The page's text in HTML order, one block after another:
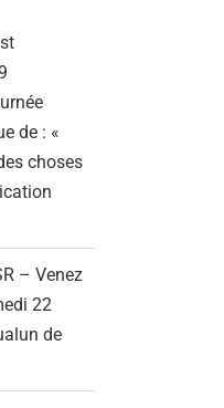
de : «
choses
– Venez
22
de